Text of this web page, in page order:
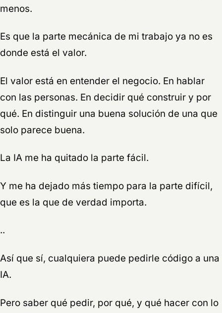
menos.
Es que la parte mecánica de mi trabajo ya no es
donde está el valor.
El valor está en entender el negocio. En hablar
con las personas. En decidir qué construir y por
qué. En distinguir una buena solución de una que
solo parece buena.
La IA me ha quitado la parte fácil.
Y me ha dejado más tiempo para la parte difícil,
que es la que de verdad importa.
..
Así que sí, cualquiera puede pedirle código a una
IA.
Pero saber qué pedir, por qué, y qué hacer con lo